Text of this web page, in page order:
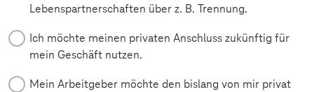
Lebenspartnerschaften über z. B. Trennung.
Ich möchte meinen privaten Anschluss zukünftig für
mein Geschäft nutzen.
Mein Arbeitgeber möchte den bislang von mir privat